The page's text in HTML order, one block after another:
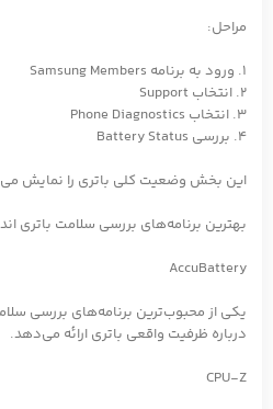
مراحل:
1. ورود به برنامه Samsung Members
2. انتخاب Support
3. انتخاب Phone Diagnostics
4. بررسی Battery Status
این بخش وضعیت کلی باتری را نمایش
بهترین برنامه‌های بررسی سلامت باتری
AccuBattery
یکی از محبوب‌ترین برنامه‌های بررسی
درباره ظرفیت واقعی باتری ارائه می‌دهد.
CPU-Z